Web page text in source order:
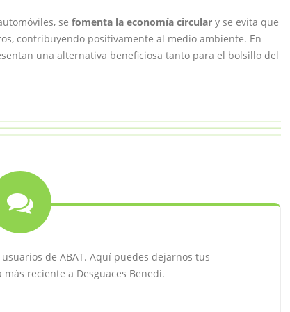
se fomenta la economía circular y se evita que
contribuyendo positivamente al medio ambiente. En
una alternativa beneficiosa tanto para el bolsillo del
de ABAT. Aquí puedes dejarnos tus
reciente a Desguaces Benedi.